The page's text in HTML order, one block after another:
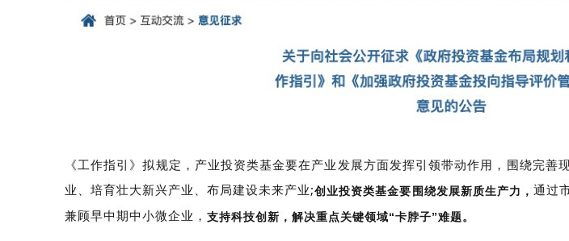
《工作指引》拟规定，产业投资类基金要在产业发展方面发挥引领带动作用，围绕完善
业、培育壮大新兴产业、布局建设未来产业;创业投资类基金要围绕发展新质生产力， 通过
兼顾早中期中小微企业， 支持科技创新，解决重点关键领域“卡脖子”难题。